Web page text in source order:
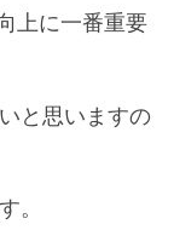
上に一番重要
と思いますの
。